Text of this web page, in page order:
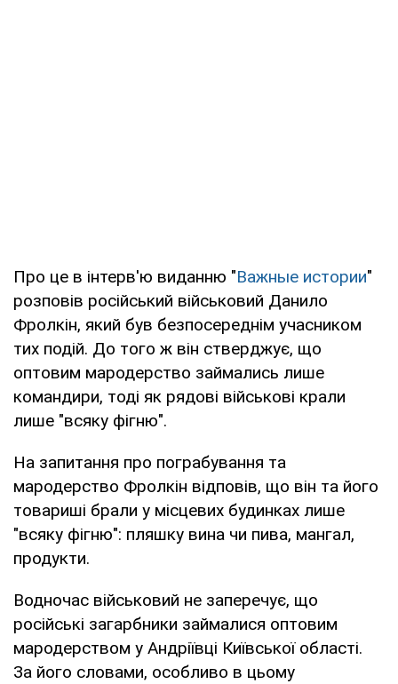
Про це в інтерв'ю виданню "Важные истории"
розповів російський військовий Данило
Фролкін, який був безпосереднім учасником
тих подій. До того ж він стверджує, що
оптовим мародерство займались лише
командири, тоді як рядові військові крали
лише "всяку фігню".
На запитання про пограбування та
мародерство Фролкін відповів, що він та його
товариші брали у місцевих будинках лише
"всяку фігню": пляшку вина чи пива, мангал,
продукти.
Водночас військовий не заперечує, що
російські загарбники займалися оптовим
мародерством у Андріївці Київської області.
За його словами, особливо в цьому